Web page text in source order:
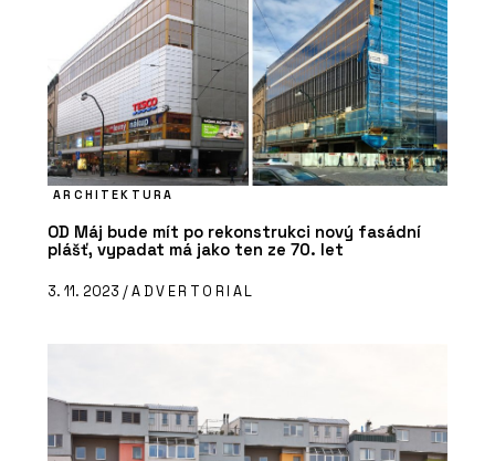
ARCHITEKTURA
OD Máj bude mít po rekonstrukci nový fasádní
plášť, vypadat má jako ten ze 70. let
3. 11. 2023 /ADVERTORIAL